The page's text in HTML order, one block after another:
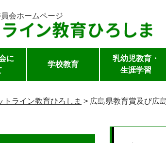
会ホームページ
に
学校教育
乳幼児教育・
生涯学習
トライン教育ひろしま > 広島県教育賞及び広